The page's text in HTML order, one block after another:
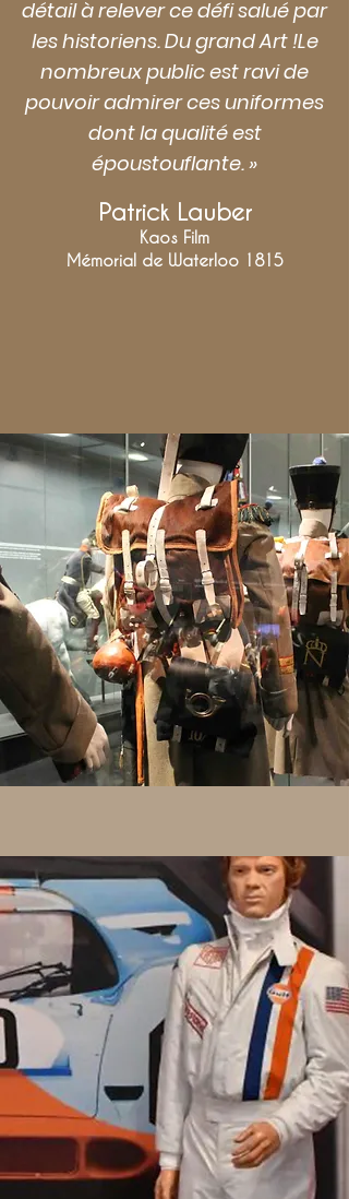
détail à relever ce défi salué par
les historiens. Du grand Art !Le
nombreux public est ravi de
pouvoir admirer ces uniformes
dont la qualité est
époustouflante. »
Patrick Lauber
Kaos Film
Mémorial de Waterloo 1815